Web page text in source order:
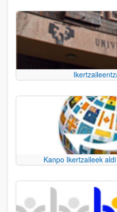
Kanpo Ikertzaileek